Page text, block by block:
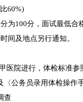
60%)
为100分，面试最低合
间及地点另行通知。
医院进行，体检标准
〈公务员录用体检操作
查